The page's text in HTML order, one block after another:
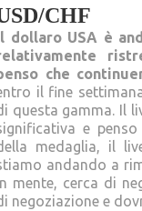
CHF
dollaro USA è
che
il fine
questa gamma. Il
e
medaglia, il
andando a
mente, cerca di
negoziazione e